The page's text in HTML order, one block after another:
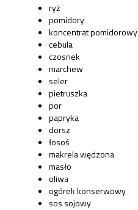
ryż
pomidory
koncentrat pomidorowy
cebula
czosnek
marchew
seler
pietruszka
por
papryka
dorsz
łosoś
makrela wędzona
masło
oliwa
ogórek konserwowy
sos sojowy